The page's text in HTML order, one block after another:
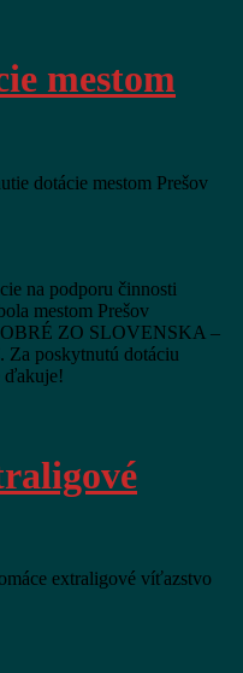
mestom
dotácie mestom Prešov
na podporu činnosti
mestom Prešov
ZO SLOVENSKA –
Za poskytnutú dotáciu
ďakuje!
extraligové víťazstvo